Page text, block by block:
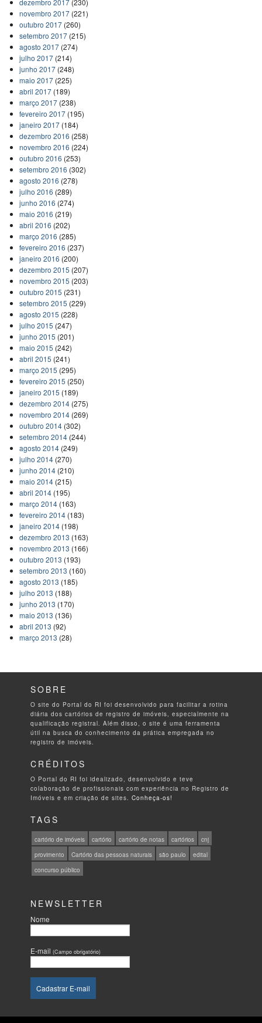
novembro 2017(221)
outubro 2017(260)
setembro 2017(215)
agosto 2017(274)
julho 2017(214)
junho 2017(248)
maio 2017(225)
abril 2017(189)
março 2017(238)
fevereiro 2017(195)
janeiro 2017(184)
dezembro 2016 (258)
novembro 2016 (224)
outubro 2016 (253)
setembro 2016 (302)
agosto 2016 (278)
julho 2016 (289)
junho 2016 (274)
maio 2016 (219)
abril 2016 (202)
março 2016 (285)
fevereiro 2016 (237)
janeiro 2016 (200)
dezembro 2015 (207)
novembro 2015 (203)
outubro 2015 (231)
setembro 2015 (229)
agosto 2015 (228)
julho 2015 (247)
junho 2015 (201)
maio 2015 (242)
abril 2015 (241)
março 2015 (295)
fevereiro 2015 (250)
janeiro 2015 (189)
dezembro 2014(275)
novembro 2014(269)
outubro 2014(302)
setembro 2014(244)
agosto 2014(249)
julho 2014(270)
junho 2014(210)
maio 2014(215)
abril 2014(195)
março 2014(163)
fevereiro 2014(183)
janeiro 2014(198)
dezembro 2013 (163)
novembro 2013 (166)
outubro 2013 (193)
setembro 2013 (160)
agosto 2013 (185)
julho 2013 (188)
junho 2013 (170)
maio 2013 (136)
abril 2013 (92)
março 2013 (28)
SOBRE
O site do Portal do RI foi desenvolvido para facilitar a rotina
diária dos cartórios de registro de imóveis, especialmente na
qualificação registral. Além disso, o site é uma ferramenta
útil na busca do conhecimento da prática empregada no
registro de imóveis.
CRÉDITOS
O Portal do RI foi idealizado, desenvolvido e teve
colaboração de profissionais com experiência no Registro de
Imóveis e em criação de sites.Conheça-os!
TAGS
cartório de imóveis cartório cartório de notas cartórios
cnj
provimento
Cartório das pessoas naturais são paulo
edital
concurso público
NEWSLETTER
Nome
E-mail(Campo obrigatório)